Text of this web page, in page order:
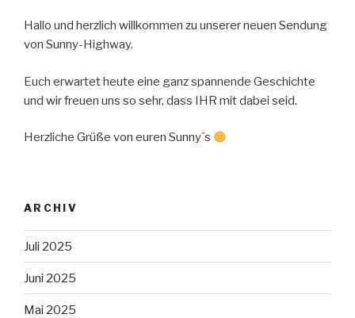
Hallo und herzlich willkommen zu unserer neuen Sendung
von Sunny-Highway.
Euch erwartet heute eine ganz spannende Geschichte
und wir freuen uns so sehr, dass IHR mit dabei seid.
Herzliche Grüße von euren Sunny´s
ARCHIV
Juli 2025
Juni 2025
Mai 2025